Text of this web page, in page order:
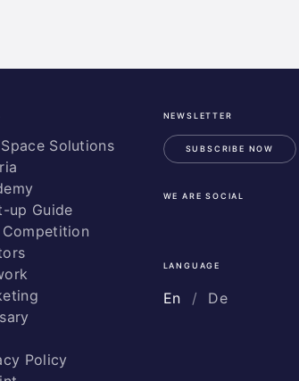
Space Solutions
up Guide
Competition
Policy
NEWSLETTER
SUBSCRIBE NOW
WE ARE SOCIAL
LANGUAGE
En De